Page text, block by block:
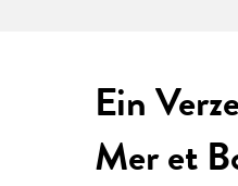
Ein
Mer et